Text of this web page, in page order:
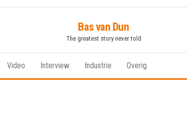
Bas van Dun
The greatest story never told
Video Interview Industrie Overig